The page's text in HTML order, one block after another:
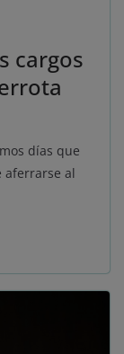
cargos
días que
aferrarse al